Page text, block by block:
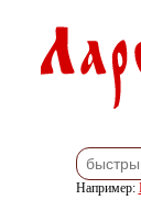
Например: